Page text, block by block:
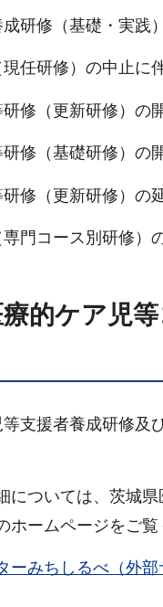
研修（基礎・実践
任研修）の中止に
修（更新研修）の
修（基礎研修）の
修（更新研修）の
門コース別研修）
的ケア児
支援者養成研修及
ついては、茨城
ームページをご覧
みちしるべ（外部